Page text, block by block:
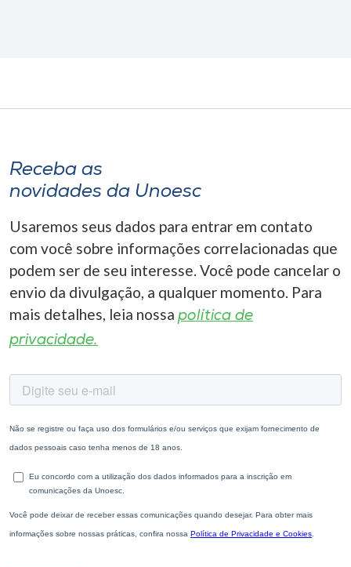
Receba as
novidades da Unoesc
Usaremos seus dados para entrar em contato
com você sobre informações correlacionadas que
podem ser de seu interesse. Você pode cancelar o
envio da divulgação, a qualquer momento. Para
mais detalhes, leia nossa política de
privacidade.